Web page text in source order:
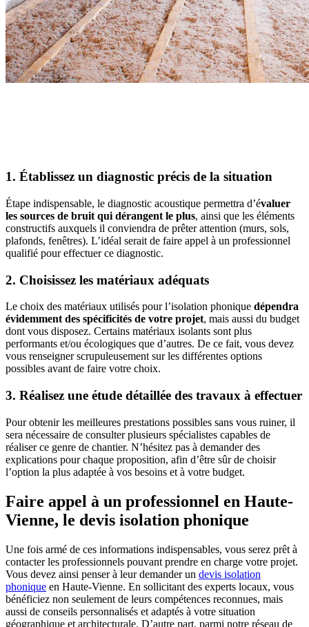
1. Établissez un diagnostic précis de la situation
Étape indispensable, le diagnostic acoustique permettra d’évaluer
les sources de bruit qui dérangent le plus, ainsi que les éléments
constructifs auxquels il conviendra de prêter attention (murs, sols,
plafonds, fenêtres). L’idéal serait de faire appel à un professionnel
qualifié pour effectuer ce diagnostic.
2. Choisissez les matériaux adéquats
Le choix des matériaux utilisés pour l’isolation phonique dépendra
évidemment des spécificités de votre projet, mais aussi du budget
dont vous disposez. Certains matériaux isolants sont plus
performants et/ou écologiques que d’autres. De ce fait, vous devez
vous renseigner scrupuleusement sur les différentes options
possibles avant de faire votre choix.
3. Réalisez une étude détaillée des travaux à effectuer
Pour obtenir les meilleures prestations possibles sans vous ruiner, il
sera nécessaire de consulter plusieurs spécialistes capables de
réaliser ce genre de chantier. N’hésitez pas à demander des
explications pour chaque proposition, afin d’être sûr de choisir
l’option la plus adaptée à vos besoins et à votre budget.
Faire appel à un professionnel en Haute-
Vienne, le devis isolation phonique
Une fois armé de ces informations indispensables, vous serez prêt à
contacter les professionnels pouvant prendre en charge votre projet.
Vous devez ainsi penser à leur demander un devis isolation
phonique en Haute-Vienne. En sollicitant des experts locaux, vous
bénéficiez non seulement de leurs compétences reconnues, mais
aussi de conseils personnalisés et adaptés à votre situation
géographique et architecturale. D’autre part, parmi notre réseau de